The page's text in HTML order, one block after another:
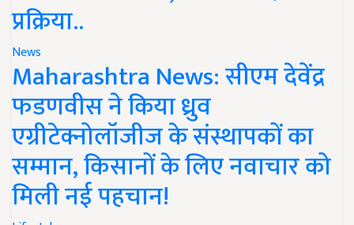
प्रक्रिया..
News
Maharashtra News: सीएम देवेंद्र
फडणवीस ने किया ध्रुव
एग्रीटेक्नोलॉजीज के संस्थापकों का
सम्मान, किसानों के लिए नवाचार को
मिली नई पहचान!